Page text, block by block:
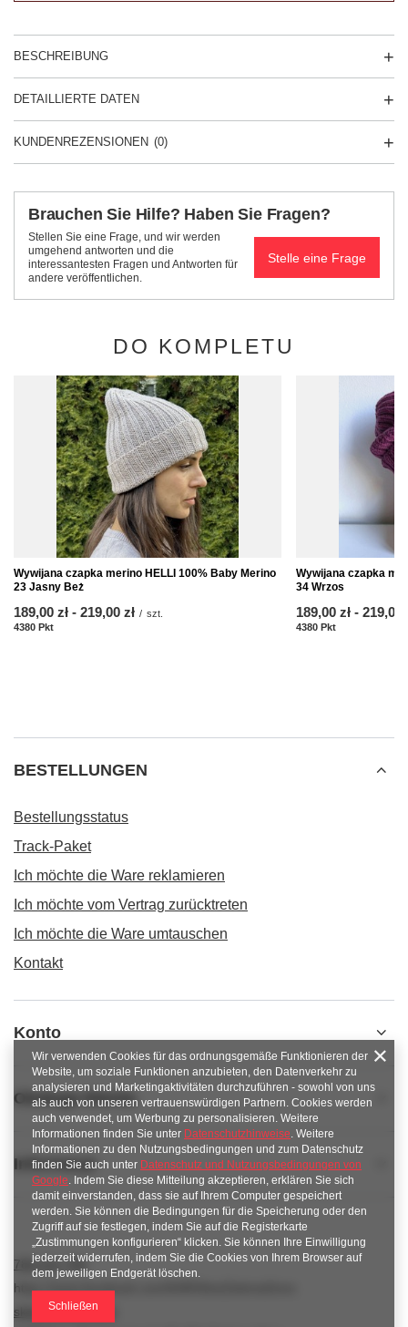
BESCHREIBUNG
DETAILLIERTE DATEN
KUNDENREZENSIONEN (0)
Brauchen Sie Hilfe? Haben Sie Fragen?
Stellen Sie eine Frage, und wir werden
umgehend antworten und die
interessantesten Fragen und Antworten für
andere veröffentlichen.
Stelle eine Frage
DO KOMPLETU
Wywijana czapka merino HELLI 100% Baby Merino
23 Jasny Beż
ab
189,00 zł - bis
219,00 zł / szt.
4380 Pkt
Wywijana czapka
34 Wrzos
ab
189,00 zł - bis
219,00
4380 Pkt
BESTELLUNGEN
Bestellungsstatus
Track-Paket
Ich möchte die Ware reklamieren
Ich möchte vom Vertrag zurücktreten
Ich möchte die Ware umtauschen
Kontakt
Konto
Obsługa klienta
Informacje
789 221 795
https://www.facebook.com/KAROlineZielonaGora
sklep@karoline.pl
Wir verwenden Cookies für das ordnungsgemäße Funktionieren der
Website, um soziale Funktionen anzubieten, den Datenverkehr zu
analysieren und Marketingaktivitäten durchzuführen - sowohl von uns
als auch von unseren vertrauenswürdigen Partnern. Cookies werden
auch verwendet, um Werbung zu personalisieren. Weitere
Informationen finden Sie unter Datenschutzhinweise. Weitere
Informationen zu den Nutzungsbedingungen und zum Datenschutz
finden Sie auch unter Datenschutz und Nutzungsbedingungen von
Google. Indem Sie diese Mitteilung akzeptieren, erklären Sie sich
damit einverstanden, dass sie auf Ihrem Computer gespeichert
werden. Sie können die Bedingungen für die Speicherung oder den
Zugriff auf sie festlegen, indem Sie auf die Registerkarte
„Zustimmungen konfigurieren“ klicken. Sie können Ihre Einwilligung
jederzeit widerrufen, indem Sie die Cookies von Ihrem Browser auf
dem jeweiligen Endgerät löschen.
Schließen